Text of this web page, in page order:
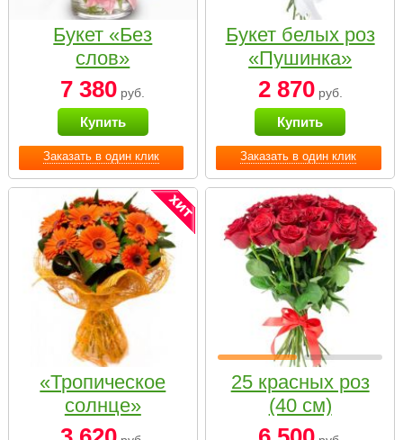
Заказать в один клик
Букет «Без
слов»
7 380 руб.
Купить
Заказать в один клик
Букет белых роз
«Пушинка»
2 870руб.
Купить
«Тропическое
солнце»
25 красных роз
(40 см)